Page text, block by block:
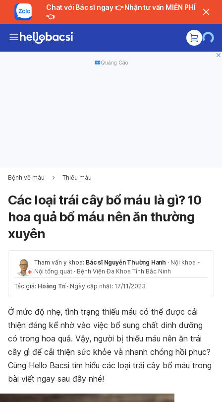
Chat với Bác sĩ ngay 👉 Nhận tư vấn MIỄN PHÍ
👈
Quảng Cáo
Bệnh về máu Thiếu máu
Các loại trái cây bổ máu là gì? 10
hoa quả bổ máu nên ăn thường
xuyên
Tham vấn y khoa: Bác sĩ Nguyễn Thường Hanh · Nội khoa -
Nội tổng quát · Bệnh Viện Đa Khoa Tỉnh Bắc Ninh
Tác giả: Hoàng Trí · Ngày cập nhật: 17/11/2023
Ở mức độ nhẹ, tình trạng thiếu máu có thể được cải
thiện đáng kể nhờ vào việc bổ sung chất dinh dưỡng
có trong hoa quả. Vậy, người bị thiếu máu nên ăn trái
cây gì để cải thiện sức khỏe và nhanh chóng hồi phục?
Cùng Hello Bacsi tìm hiểu các loại trái cây bổ máu trong
bài viết ngay sau đây nhé!